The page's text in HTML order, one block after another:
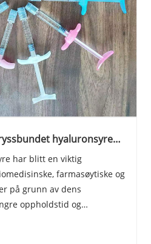
hyaluronsyre
har blitt en viktig
farmasøytiske og
på grunn av dens
oppholdstid og
Mange produsenter møter